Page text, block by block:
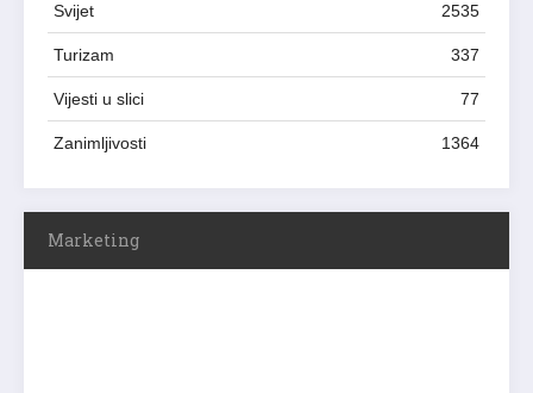
Svijet 2535
Turizam 337
Vijesti u slici 77
Zanimljivosti 1364
Marketing